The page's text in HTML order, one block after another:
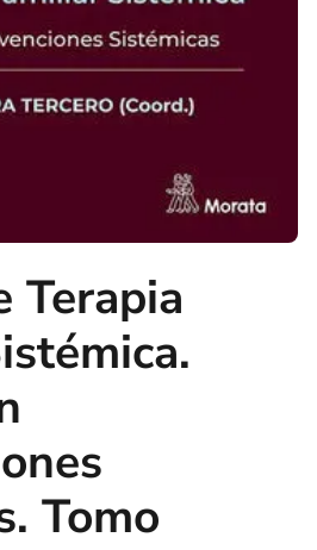
Terapia
Tomo